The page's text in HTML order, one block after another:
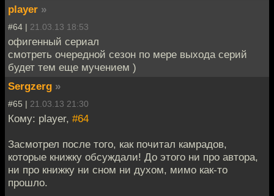
player »
#64 | 21.03.13 18:53
офигенный сериал
смотреть очередной сезон по мере выхода серий
будет тем еще мучением )
Sergzerg »
#65 | 21.03.13 21:30
Кому: player, #64
Засмотрел после того, как почитал камрадов,
которые книжку обсуждали! До этого ни про автора,
ни про книжку ни сном ни духом, мимо как-то
прошло.